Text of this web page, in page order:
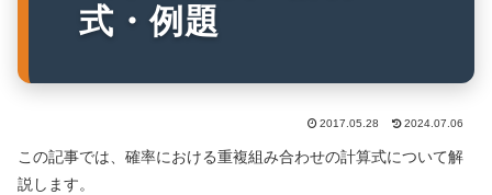
式・例題
2017.05.28 2024.07.06
この記事では、確率における重複組み合わせの計算式について解
説します。